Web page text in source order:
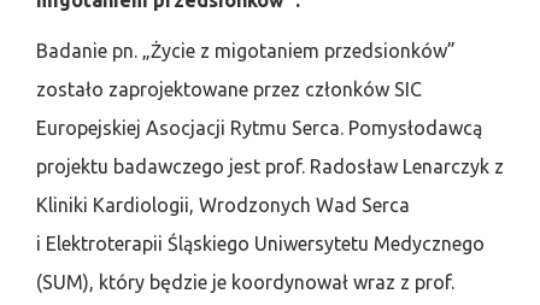
Badanie pn. „Życie z migotaniem przedsionków”
zostało zaprojektowane przez członków SIC
Europejskiej Asocjacji Rytmu Serca. Pomysłodawcą
projektu badawczego jest prof. Radosław Lenarczyk z
Kliniki Kardiologii, Wrodzonych Wad Serca
i Elektroterapii Śląskiego Uniwersytetu Medycznego
(SUM), który będzie je koordynował wraz z prof.